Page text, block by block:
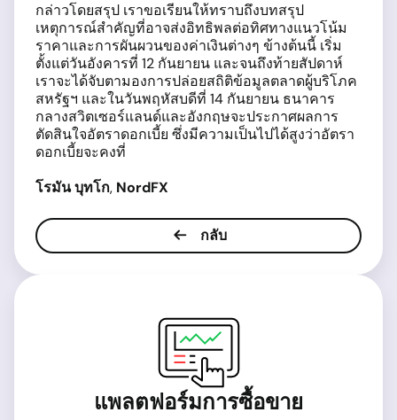
กล่าวโดยสรุป เราขอเรียนให้ทราบถึงบทสรุป
เหตุการณ์สำคัญที่อาจส่งอิทธิพลต่อทิศทางแนวโน้ม
ราคาและการผันผวนของค่าเงินต่างๆ ข้างต้นนี้ เริ่ม
ตั้งแต่วันอังคารที่ 12 กันยายน และจนถึงท้ายสัปดาห์
เราจะได้จับตามองการปล่อยสถิติข้อมูลตลาดผู้บริโภค
สหรัฐฯ และในวันพฤหัสบดีที่ 14 กันยายน ธนาคาร
กลางสวิตเซอร์แลนด์และอังกฤษจะประกาศผลการ
ตัดสินใจอัตราดอกเบี้ย ซึ่งมีความเป็นไปได้สูงว่าอัตรา
ดอกเบี้ยจะคงที่
โรมัน บุทโก, NordFX
กลับ
แพลตฟอร์มการซื้อขาย